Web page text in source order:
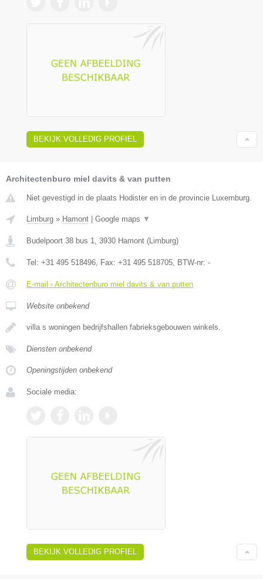
BEKIJK VOLLEDIG PROFIEL
Architectenburo miel davits & van putten
Niet gevestigd in de plaats Hodister en in de provincie Luxemburg.
Limburg » Hamont | Google maps ▼
Budelpoort 38 bus 1 3930 Hamont (Limburg)
Tel: +31 495 518496 , Fax: +31 495 518705 , BTW-nr: -
E-mail › Architectenburo miel davits & van putten
Website onbekend
villa s woningen bedrijfshallen fabrieksgebouwen winkels.
Diensten onbekend
Openingstijden onbekend
Sociale media:
BEKIJK VOLLEDIG PROFIEL